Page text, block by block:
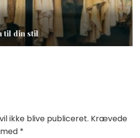
til din stil
ikke blive publiceret. Krævede
*